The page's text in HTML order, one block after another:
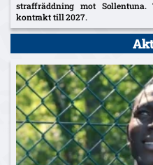
straffräddning mot
kontrakt till 2027.